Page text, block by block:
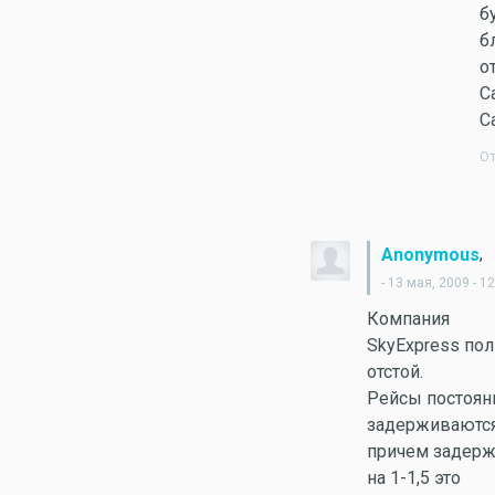
Anonymous,
- 13 мая, 2009 -
Компания
SkyExpress
отстой.
Рейсы
причем
на 1-1,5 это